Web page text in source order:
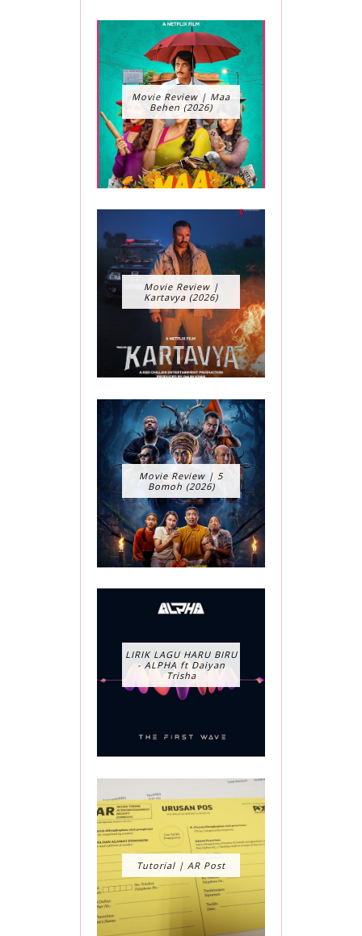
Movie Review | Maa
Behen (2026)
Movie Review |
Kartavya (2026)
Movie Review | 5
Bomoh (2026)
LIRIK LAGU HARU BIRU
- ALPHA ft Daiyan
Trisha
Tutorial | AR Post